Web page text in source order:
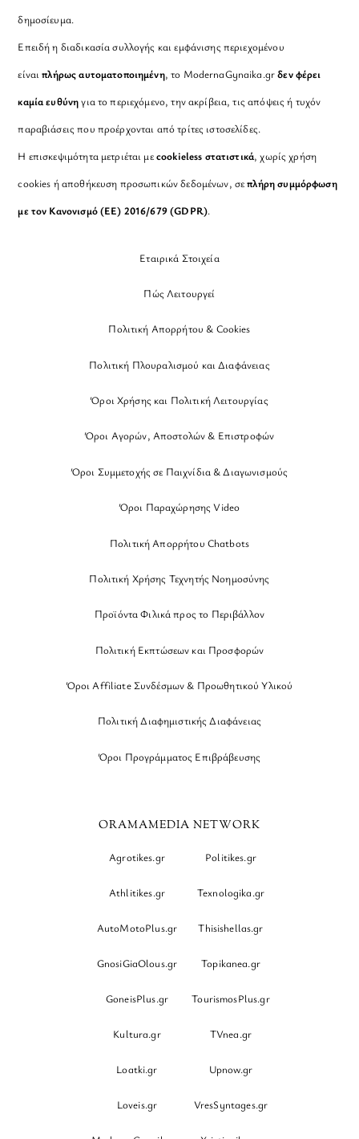
δημοσίευμα.
Επειδή η διαδικασία συλλογής και εμφάνισης περιεχομένου
είναιπλήρως αυτοματοποιημένη, το ModernaGynaika.grδεν φέρει
καμία ευθύνηγια το περιεχόμενο, την ακρίβεια, τις απόψεις ή τυχόν
παραβιάσεις που προέρχονται από τρίτες ιστοσελίδες.
Η επισκεψιμότητα μετριέται μεcookieless στατιστικά, χωρίς χρήση
cookies ή αποθήκευση προσωπικών δεδομένων, σεπλήρη συμμόρφωση
με τον Κανονισμό (ΕΕ) 2016/679 (GDPR).
Εταιρικά Στοιχεία
Πώς Λειτουργεί
Πολιτική Απορρήτου & Cookies
Πολιτική Πλουραλισμού και Διαφάνειας
Όροι Χρήσης και Πολιτική Λειτουργίας
Όροι Αγορών, Αποστολών & Επιστροφών
Όροι Συμμετοχής σε Παιχνίδια & Διαγωνισμούς
Όροι Παραχώρησης Video
Πολιτική Απορρήτου Chatbots
Πολιτική Χρήσης Τεχνητής Νοημοσύνης
Προϊόντα Φιλικά προς το Περιβάλλον
Πολιτική Εκπτώσεων και Προσφορών
Όροι Affiliate Συνδέσμων & Προωθητικού Υλικού
Πολιτική Διαφημιστικής Διαφάνειας
Όροι Προγράμματος Επιβράβευσης
ORAMAMEDIA NETWORK
Agrotikes.gr Politikes.gr
Athlitikes.gr Texnologika.gr
AutoMotoPlus.gr Thisishellas.gr
GnosiGiaOlous.gr Topikanea.gr
GoneisPlus.gr TourismosPlus.gr
Kultura.gr TVnea.gr
Loatki.gr Upnow.gr
Loveis.gr VresSyntages.gr